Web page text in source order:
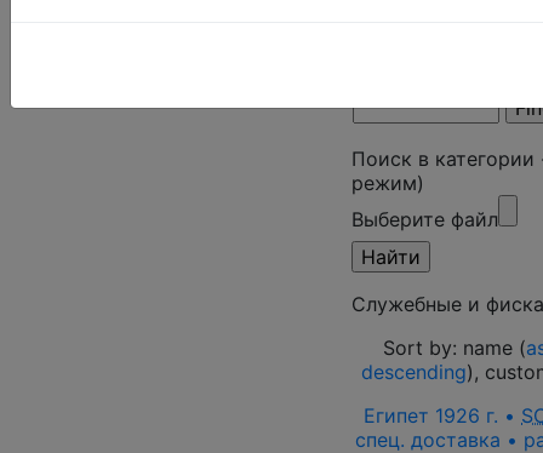
Поиск в
режим)
Выберите файл
Служебные и
Sort by: name (
descending),
Египет 1926 г. •
спец. доставка •